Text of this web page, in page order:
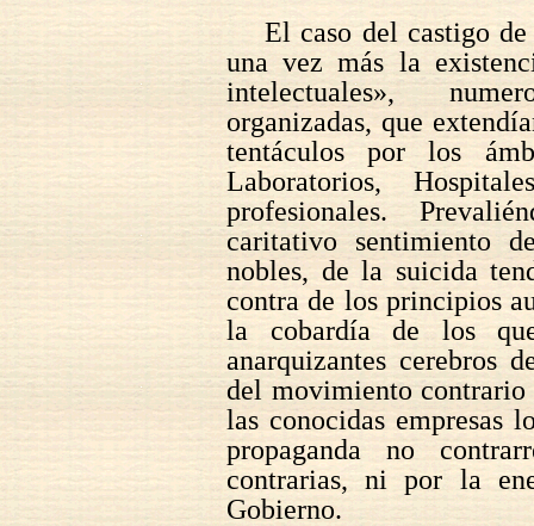
El caso del castigo
una vez más la
intelectuales»,
organizadas, que
tentáculos por los
Laboratorios,
profesionales.
caritativo sentimiento
nobles, de la suicida
contra de los principios
la cobardía de los
anarquizantes cerebros
del movimiento contrario
las conocidas empresas
propaganda no
contrarias, ni por la
Gobierno.